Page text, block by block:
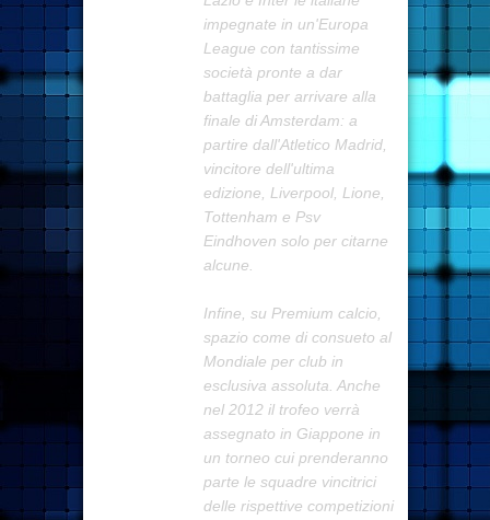
impegnate in un'Europa
League con tantissime
società pronte a dar
battaglia per arrivare alla
finale di Amsterdam: a
partire dall'Atletico Madrid,
vincitore dell'ultima
edizione, Liverpool, Lione,
Tottenham e Psv
Eindhoven solo per citarne
alcune.
Infine, su Premium calcio,
spazio come di consueto al
Mondiale per club in
esclusiva assoluta. Anche
nel 2012 il trofeo verrà
assegnato in Giappone in
un torneo cui prenderanno
parte le squadre vincitrici
delle rispettive competizioni